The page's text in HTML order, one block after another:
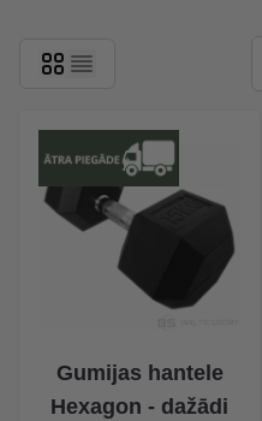
Gumijas hantele
Hexagon - dažādi